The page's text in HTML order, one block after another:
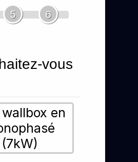
5 6
vous
en
(7kW)